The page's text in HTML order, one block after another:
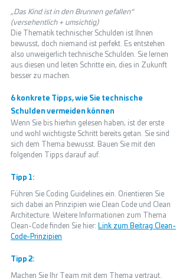
„Das Kind ist in den Brunnen gefallen“
(versehentlich + umsichtig)
Die Thematik technischer Schulden ist Ihnen
bewusst, doch niemand ist perfekt. Es entstehen
also unweigerlich technische Schulden. Sie lernen
aus diesen und leiten Schritte ein, dies in Zukunft
besser zu machen.
6 konkrete Tipps, wie Sie technische
Schulden vermeiden können
Wenn Sie bis hierhin gelesen haben, ist der erste
und wohl wichtigste Schritt bereits getan. Sie sind
sich dem Thema bewusst. Bauen Sie mit den
folgenden Tipps darauf auf.
Tipp 1:
Führen Sie Coding Guidelines ein. Orientieren Sie
sich dabei an Prinzipien wie Clean Code und Clean
Architecture. Weitere Informationen zum Thema
Clean-Code finden Sie hier: Link zum Beitrag Clean-
Code-Prinzipien
Tipp 2:
Machen Sie Ihr Team mit dem Thema vertraut.